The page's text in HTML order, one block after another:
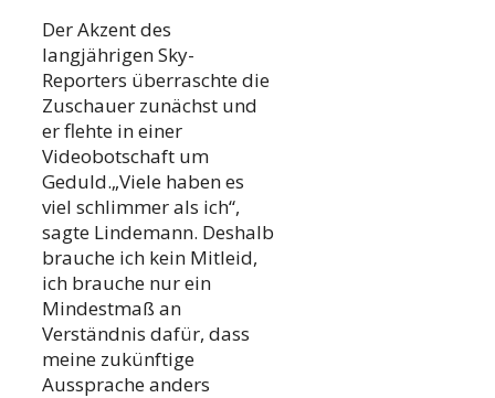
Der Akzent des
langjährigen Sky-
Reporters überraschte die
Zuschauer zunächst und
er flehte in einer
Videobotschaft um
Geduld.„Viele haben es
viel schlimmer als ich“,
sagte Lindemann. Deshalb
brauche ich kein Mitleid,
ich brauche nur ein
Mindestmaß an
Verständnis dafür, dass
meine zukünftige
Aussprache anders